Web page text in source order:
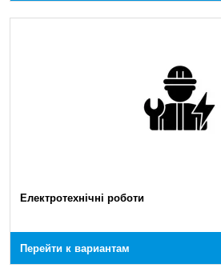
Електротехнічні роботи
Перейти к вариантам